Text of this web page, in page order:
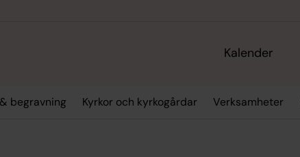
Kalender
begravning Kyrkor och kyrkogårdar Verksamheter